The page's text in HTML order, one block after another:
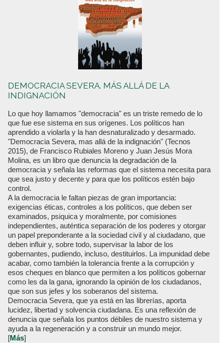
DEMOCRACIA SEVERA. MÁS ALLÁ DE LA
INDIGNACIÓN
Lo que hoy llamamos "democracia" es un triste remedo de lo
que fue ese sistema en sus orígenes. Los políticos han
aprendido a violarla y la han desnaturalizado y desarmado.
"Democracia Severa, mas allá de la indignación" (Tecnos
2015), de Francisco Rubiales Moreno y Juan Jesús Mora
Molina, es un libro que denuncia la degradación de la
democracia y señala las reformas que el sistema necesita para
que sea justo y decente y para que los políticos estén bajo
control.
A la democracia le faltan piezas de gran importancia:
exigencias éticas, controles a los políticos, que deben ser
examinados, psiquica y moralmente, por comisiones
independientes, auténtica separación de los poderes y otorgar
un papel preponderante a la sociedad civil y al ciudadano, que
deben influir y, sobre todo, supervisar la labor de los
gobernantes, pudiendo, incluso, destituirlos. La impunidad debe
acabar, como también la tolerancia frente a la corrupción y
esos cheques en blanco que permiten a los políticos gobernar
como les da la gana, ignorando la opinión de los ciudadanos,
que son sus jefes y los soberanos del sistema.
Democracia Severa, que ya está en las librerías, aporta
lucidez, libertad y solvencia ciudadana. Es una reflexión de
denuncia que señala los puntos débiles de nuestro sistema y
ayuda a la regeneración y a construir un mundo mejor.
[Más]